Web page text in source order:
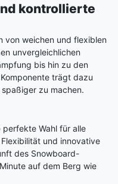
kontrollierte
von weichen und flexiblen
unvergleichlichen
bis hin zu den
trägt dazu
zu machen.
Wahl für alle
und innovative
des Snowboard-
auf dem Berg wie